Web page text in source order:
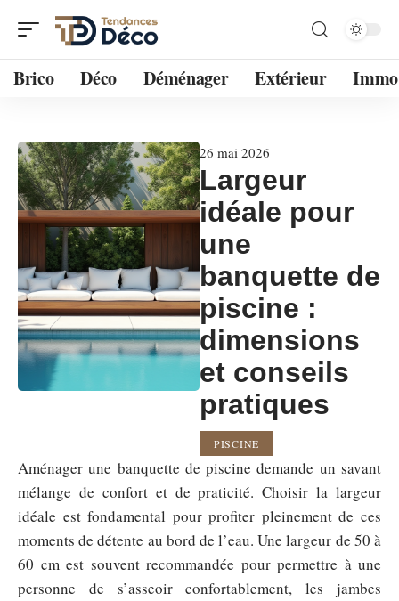
Brico Déco Déménager Extérieur Immo
26 mai 2026
Largeur
idéale pour
une
banquette de
piscine :
dimensions
et conseils
pratiques
PISCINE
Aménager une banquette de piscine demande un savant
mélange de confort et de praticité. Choisir la largeur
idéale est fondamental pour profiter pleinement de ces
moments de détente au bord de l’eau. Une largeur de 50 à
60 cm est souvent recommandée pour permettre à une
personne de s’asseoir confortablement, les jambes